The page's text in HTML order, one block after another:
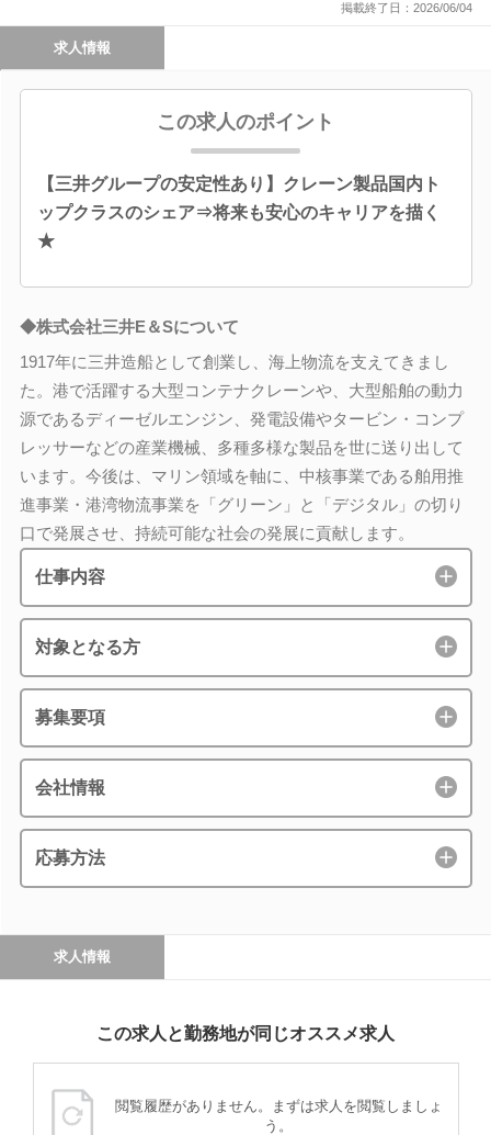
掲載終了日：2026/06/04
求人情報
この求人のポイント
【三井グループの安定性あり】クレーン製品国内ト
ップクラスのシェア⇒将来も安心のキャリアを描く
★
◆株式会社三井E＆Sについて
1917年に三井造船として創業し、海上物流を支えてきまし
た。港で活躍する大型コンテナクレーンや、大型船舶の動力
源であるディーゼルエンジン、発電設備やタービン・コンプ
レッサーなどの産業機械、多種多様な製品を世に送り出して
います。今後は、マリン領域を軸に、中核事業である舶用推
進事業・港湾物流事業を「グリーン」と「デジタル」の切り
口で発展させ、持続可能な社会の発展に貢献します。
仕事内容
対象となる方
募集要項
会社情報
応募方法
求人情報
この求人と勤務地が同じオススメ求人
閲覧履歴がありません。まずは求人を閲覧しましょ
う。